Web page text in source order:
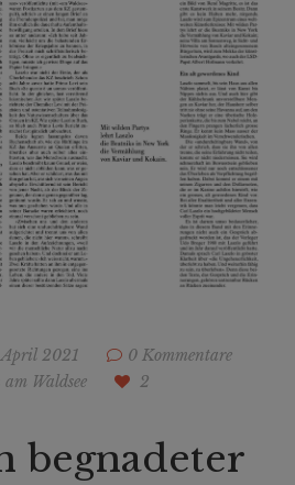
2021
0 Kommentare
Waldsee 2
begnadeter